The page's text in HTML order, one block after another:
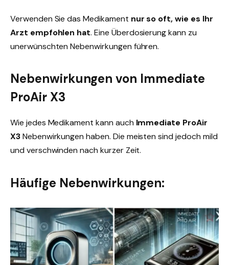
Verwenden Sie das Medikament nur so oft, wie es Ihr
Arzt empfohlen hat. Eine Überdosierung kann zu
unerwünschten Nebenwirkungen führen.
Nebenwirkungen von Immediate
ProAir X3
Wie jedes Medikament kann auch Immediate ProAir
X3Nebenwirkungen haben. Die meisten sind jedoch mild
und verschwinden nach kurzer Zeit.
Häufige Nebenwirkungen: